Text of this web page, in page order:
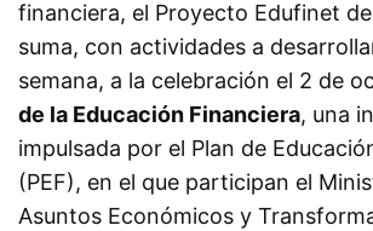
financiera, el Proyecto Edufinet de
suma, con actividades a
semana, a la celebración el 2 de
de la Educación Financiera, una
impulsada por el Plan de
(PEF), en el que participan el
Asuntos Económicos y